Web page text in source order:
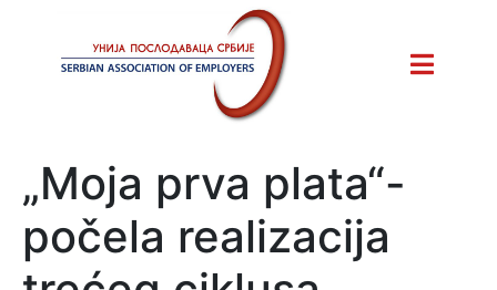
„Moja prva plata“-
počela realizacija